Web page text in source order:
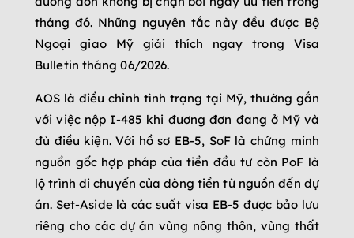
tháng đó. Những nguyên tắc này đều được Bộ
Ngoại giao Mỹ giải thích ngay trong Visa
Bulletin tháng 06/2026.
AOS là điều chỉnh tình trạng tại Mỹ, thường gắn
với việc nộp I-485 khi đương đơn đang ở Mỹ và
đủ điều kiện. Với hồ sơ EB-5, SoF là chứng minh
nguồn gốc hợp pháp của tiền đầu tư còn PoF là
lộ trình di chuyển của dòng tiền từ nguồn đến dự
án. Set-Aside là các suất visa EB-5 được bảo lưu
riêng cho các dự án vùng nông thôn, vùng thất